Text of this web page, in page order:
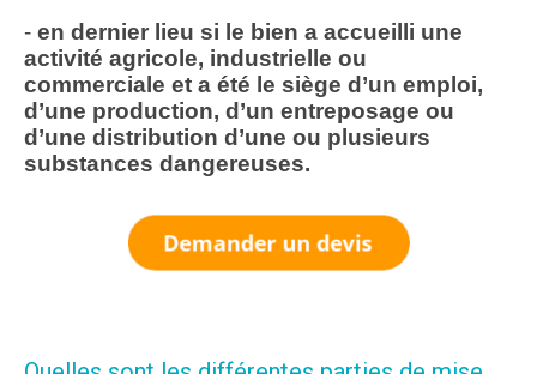
- en dernier lieu si le bien a accueilli une
activité agricole, industrielle ou
commerciale et a été le siège d’un emploi,
d’une production, d’un entreposage ou
d’une distribution d’une ou plusieurs
substances dangereuses.